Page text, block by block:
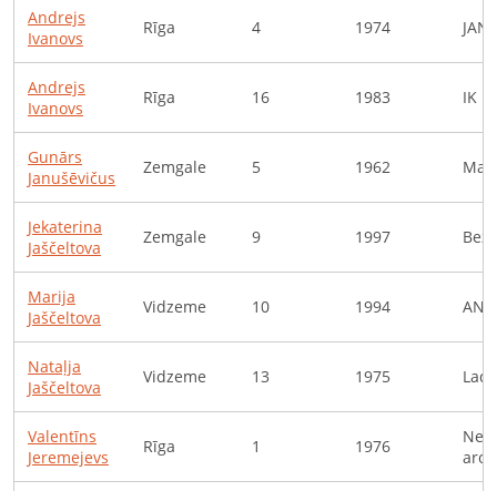
Andrejs
Ivanovs
Rīga 4 1974
Andrejs
Ivanovs
Rīga 16 1983 IK
Gunārs
Janušēvičus
Zemgale 5 1962
Jekaterina
Jaščeltova
Zemgale 9 1997
Marija
Jaščeltova
Vidzeme 10 1994
Nataļja
Jaščeltova
Vidzeme 13 1975
Valentīns
Jeremejevs
Rīga 1 1976